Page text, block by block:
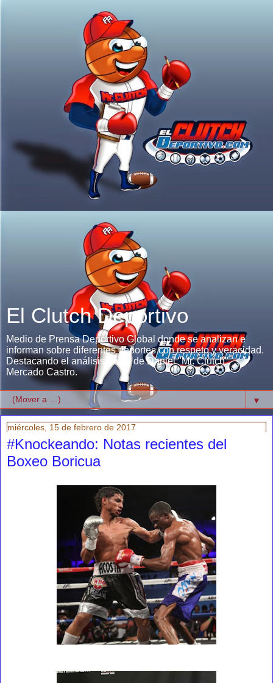
El Clutch Deportivo
Medio de Prensa Deportivo Global donde se analizan e
informan sobre diferentes deportes con respeto y veracidad.
Destacando el análisis único de Daniel "Mr. Clutch"
Mercado Castro.
▼
miércoles, 15 de febrero de 2017
#Knockeando: Notas recientes del
Boxeo Boricua